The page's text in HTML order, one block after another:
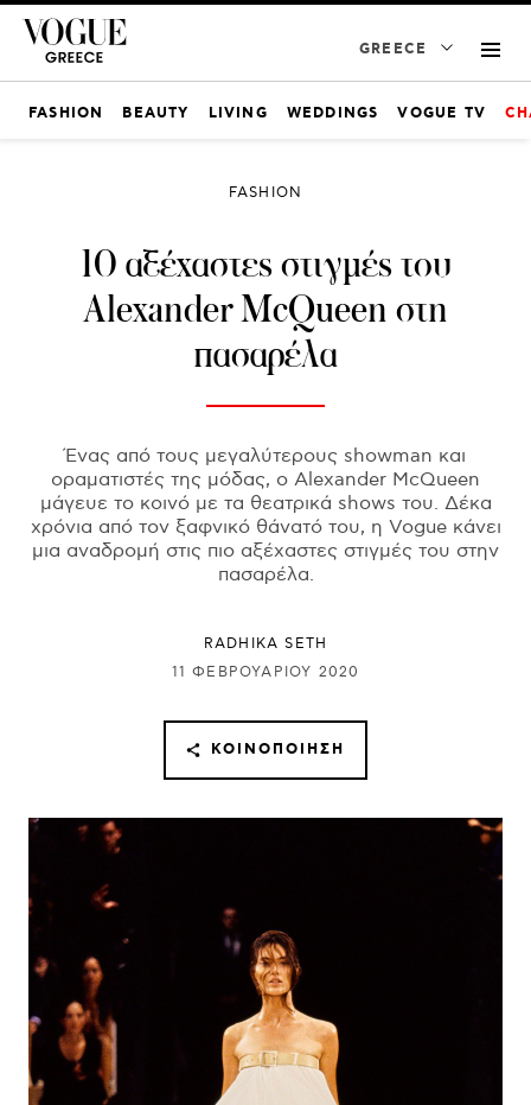
GREECE
FASHION BEAUTY LIVING WEDDINGS VOGUE TV
FASHION
10 αξέχαστες στιγμές του
Alexander McQueen στη
πασαρέλα
Ένας από τους μεγαλύτερους showman και
οραματιστές της μόδας, ο Alexander McQueen
μάγευε το κοινό με τα θεατρικά shows του. Δέκα
χρόνια από τον ξαφνικό θάνατό του, η Vogue κάνει
μια αναδρομή στις πιο αξέχαστες στιγμές του στην
πασαρέλα.
RADHIKA SETH
11 ΦΕΒΡΟΥΑΡΊΟΥ 2020
ΚΟΙΝΟΠΟΊΗΣΗ